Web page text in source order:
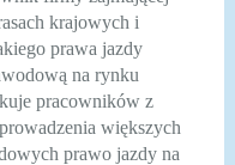
krajowych i
prawa jazdy
na rynku
pracowników z
większych
prawo jazdy na